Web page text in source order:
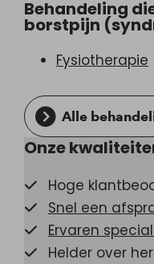
Behandeling
borstpijn
Fysiotherapie
Alle
Onze
Hoge
Snel een
Ervaren
Helder over